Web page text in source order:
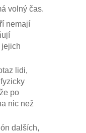
volný čas.
nemají
jejich
lidi,
po
nic než
dalších,